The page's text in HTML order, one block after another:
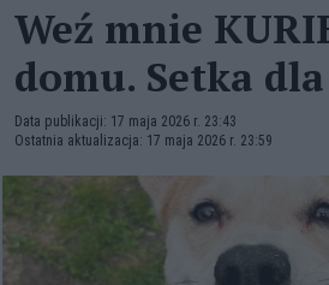
Weź mnie
domu. Setka
Data publikacji: 17 maja 2026 r. 23:43
Ostatnia aktualizacja: 17 maja 2026 r. 23:59